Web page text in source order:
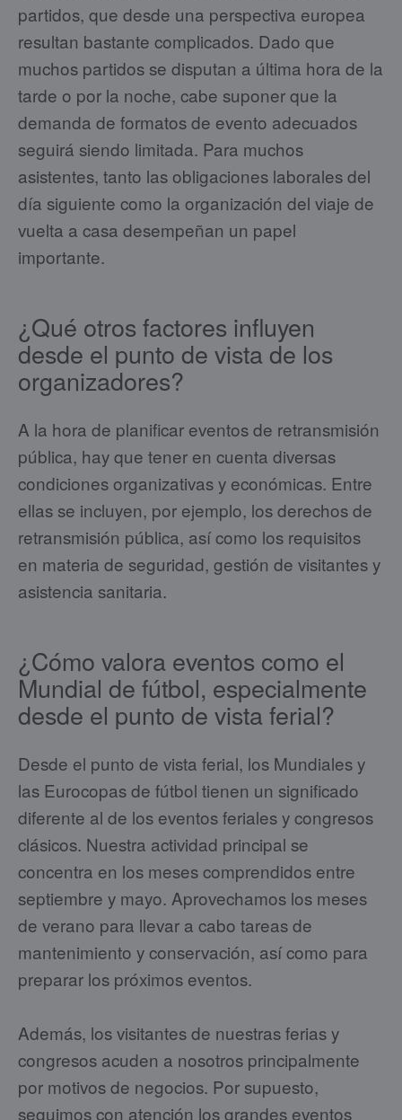
partidos, que desde una perspectiva europea
resultan bastante complicados. Dado que
muchos partidos se disputan a última hora de la
tarde o por la noche, cabe suponer que la
demanda de formatos de evento adecuados
seguirá siendo limitada. Para muchos
asistentes, tanto las obligaciones laborales del
día siguiente como la organización del viaje de
vuelta a casa desempeñan un papel
importante.
¿Qué otros factores influyen
desde el punto de vista de los
organizadores?
A la hora de planificar eventos de retransmisión
pública, hay que tener en cuenta diversas
condiciones organizativas y económicas. Entre
ellas se incluyen, por ejemplo, los derechos de
retransmisión pública, así como los requisitos
en materia de seguridad, gestión de visitantes y
asistencia sanitaria.
¿Cómo valora eventos como el
Mundial de fútbol, especialmente
desde el punto de vista ferial?
Desde el punto de vista ferial, los Mundiales y
las Eurocopas de fútbol tienen un significado
diferente al de los eventos feriales y congresos
clásicos. Nuestra actividad principal se
concentra en los meses comprendidos entre
septiembre y mayo. Aprovechamos los meses
de verano para llevar a cabo tareas de
mantenimiento y conservación, así como para
preparar los próximos eventos.
Además, los visitantes de nuestras ferias y
congresos acuden a nosotros principalmente
por motivos de negocios. Por supuesto,
seguimos con atención los grandes eventos